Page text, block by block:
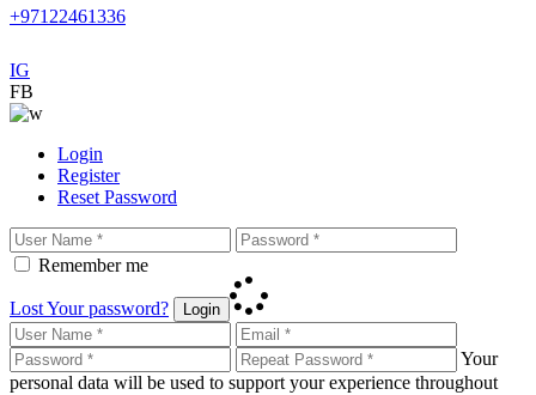
+97122461336
IG
FB
Login
Register
Reset Password
Remember me
Lost Your password? Login
Your
personal data will be used to support your experience throughout